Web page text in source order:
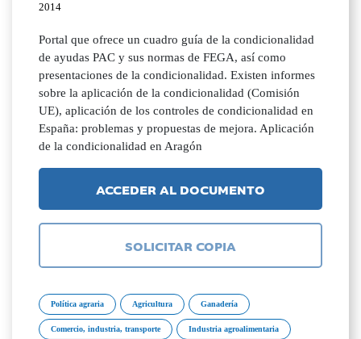
2014
Portal que ofrece un cuadro guía de la condicionalidad
de ayudas PAC y sus normas de FEGA, así como
presentaciones de la condicionalidad. Existen informes
sobre la aplicación de la condicionalidad (Comisión
UE), aplicación de los controles de condicionalidad en
España: problemas y propuestas de mejora. Aplicación
de la condicionalidad en Aragón
ACCEDER AL DOCUMENTO
SOLICITAR COPIA
Política agraria Agricultura Ganadería
Comercio, industria, transporte Industria agroalimentaria